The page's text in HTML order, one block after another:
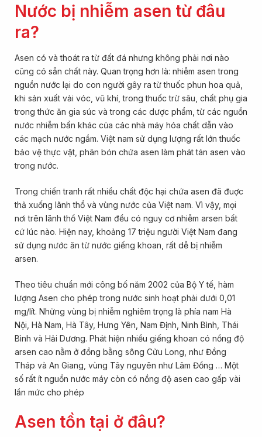
Nước bị nhiễm asen từ đâu
ra?
Asen có và thoát ra từ đất đá nhưng không phải nơi nào
cũng có sẵn chất này. Quan trọng hơn là: nhiễm asen trong
nguồn nước lại do con người gây ra từ thuốc phun hoa quả,
khi sản xuất vải vóc, vũ khí, trong thuốc trừ sâu, chất phụ gia
trong thức ăn gia súc và trong các dược phẩm, từ các nguồn
nước nhiễm bẩn khác của các nhà máy hóa chất dẫn vào
các mạch nước ngầm. Việt nam sử dụng lượng rất lớn thuốc
bảo vệ thực vật, phân bón chứa asen làm phát tán asen vào
trong nước.
Trong chiến tranh rất nhiều chất độc hại chứa asen đã đuợc
thả xuống lãnh thổ và vùng nước của Việt nam. Vì vậy, mọi
nơi trên lãnh thổ Việt Nam đều có nguy cơ nhiễm arsen bất
cứ lúc nào. Hiện nay, khoảng 17 triệu người Việt Nam đang
sử dụng nước ăn từ nước giếng khoan, rất dễ bị nhiễm
arsen.
Theo tiêu chuẩn mới công bố năm 2002 của Bộ Y tế, hàm
lượng Asen cho phép trong nước sinh hoạt phải dưới 0,01
mg/lít. Những vùng bị nhiễm nghiêm trọng là phía nam Hà
Nội, Hà Nam, Hà Tây, Hưng Yên, Nam Định, Ninh Bình, Thái
Bình và Hải Dương. Phát hiện nhiều giếng khoan có nồng độ
arsen cao nằm ở đồng bằng sông Cửu Long, như Đồng
Tháp và An Giang, vùng Tây nguyên như Lâm Đồng … Một
số rất ít nguồn nước máy còn có nồng độ asen cao gấp vài
lần mức cho phép
Asen tồn tại ở đâu?